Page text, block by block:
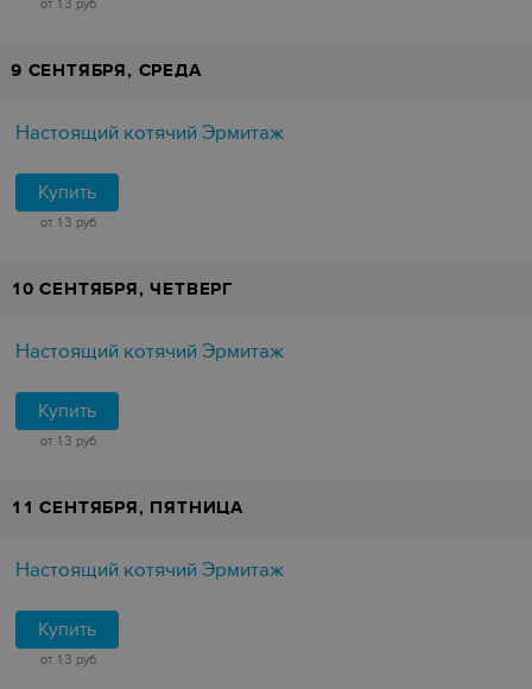
от 13 руб.
9 СЕНТЯБРЯ, СРЕДА
Настоящий котячий Эрмитаж
Купить
от 13 руб.
10 СЕНТЯБРЯ, ЧЕТВЕРГ
Настоящий котячий Эрмитаж
Купить
от 13 руб.
11 СЕНТЯБРЯ, ПЯТНИЦА
Настоящий котячий Эрмитаж
Купить
от 13 руб.